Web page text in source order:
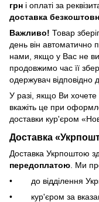
грн і оплаті за
доставка
Важливо! Товар
день він автоматично
нами, якщо у Вас не
продовжимо час її
одержувач відповідно
У разі, якщо Ви
вкажіть це при
доставки кур'єром
Доставка
Доставка Укрпоштою
передоплатою . Ми
• до відділення
• кур'єром за